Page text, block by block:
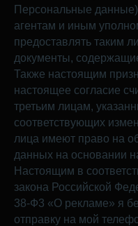
Персональные
агентам и иным
предоставлять таким
документы,
Также настоящим
настоящее согласие
третьим лицам,
соответствующих
лица имеют право на
данных на основании
Настоящим в
закона Российской
38-Ф3 «О рекламе» я
отправку на мой